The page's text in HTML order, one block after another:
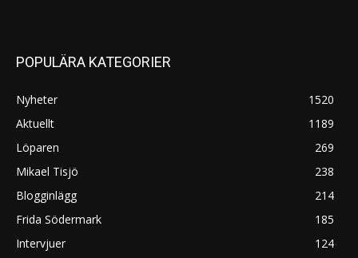
POPULÄRA KATEGORIER
Nyheter
1520
Aktuellt
1189
Löparen
269
Mikael Tisjö
238
Blogginlägg
214
Frida Södermark
185
Intervjuer
124